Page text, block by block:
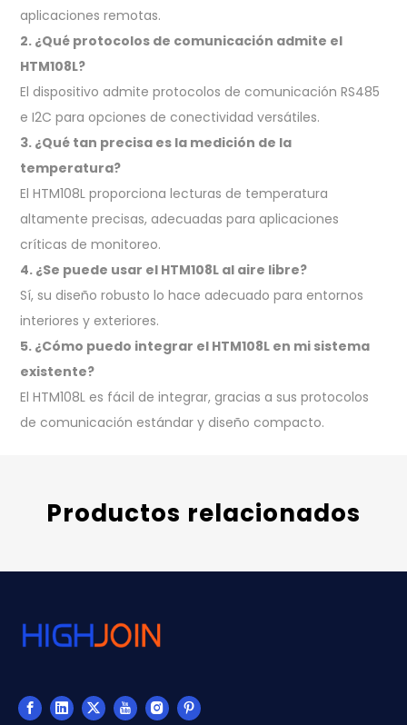
aplicaciones remotas.
2. ¿Qué protocolos de comunicación admite el
HTM108L?
El dispositivo admite protocolos de comunicación RS485
e I2C para opciones de conectividad versátiles.
3. ¿Qué tan precisa es la medición de la
temperatura?
El HTM108L proporciona lecturas de temperatura
altamente precisas, adecuadas para aplicaciones
críticas de monitoreo.
4. ¿Se puede usar el HTM108L al aire libre?
Sí, su diseño robusto lo hace adecuado para entornos
interiores y exteriores.
5. ¿Cómo puedo integrar el HTM108L en mi sistema
existente?
El HTM108L es fácil de integrar, gracias a sus protocolos
de comunicación estándar y diseño compacto.
Productos relacionados